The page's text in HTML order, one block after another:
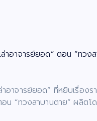
าอาจารย์ยอด” ตอน “ทวง
อาจารย์ยอด” ที่หยิบเรื่อง
“ทวงสาบานตาย” ผลิตโ